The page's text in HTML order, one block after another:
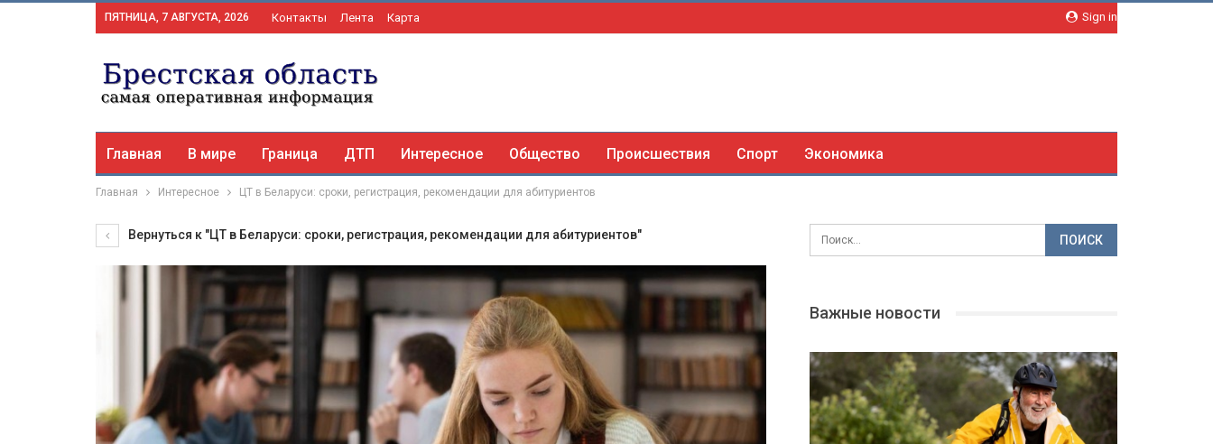
Sign in
ПЯТНИЦА, 7 АВГУСТА, 2026 Контакты Лента Карта
Главная В мире Граница ДТП Интересное Общество Происшествия Спорт Экономика
Главная Интересное ЦТ в Беларуси: сроки, регистрация, рекомендации для абитуриентов
Вернуться к "ЦТ в Беларуси: сроки, регистрация, рекомендации для абитуриентов"
Важные новости